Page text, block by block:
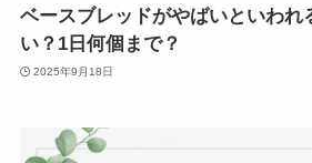
ベースブレッドがやばいといわれ
い？1日何個まで？
2025年9月18日